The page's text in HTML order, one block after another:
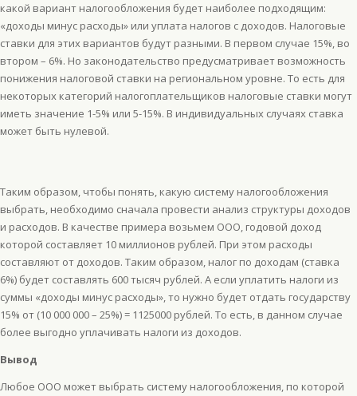
какой вариант налогообложения будет наиболее подходящим:
«доходы минус расходы» или уплата налогов с доходов. Налоговые
ставки для этих вариантов будут разными. В первом случае 15%, во
втором – 6%. Но законодательство предусматривает возможность
понижения налоговой ставки на региональном уровне. То есть для
некоторых категорий налогоплательщиков налоговые ставки могут
иметь значение 1-5% или 5-15%. В индивидуальных случаях ставка
может быть нулевой.
Таким образом, чтобы понять, какую систему налогообложения
выбрать, необходимо сначала провести анализ структуры доходов
и расходов. В качестве примера возьмем ООО, годовой доход
которой составляет 10 миллионов рублей. При этом расходы
составляют от доходов. Таким образом, налог по доходам (ставка
6%) будет составлять 600 тысяч рублей. А если уплатить налоги из
суммы «доходы минус расходы», то нужно будет отдать государству
15% от (10 000 000 – 25%) = 1125000 рублей. То есть, в данном случае
более выгодно уплачивать налоги из доходов.
Вывод
Любое ООО может выбрать систему налогообложения, по которой